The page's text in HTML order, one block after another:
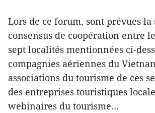
Lors de ce forum, sont prévues la
consensus de coopération entre
sept localités mentionnées ci-
compagnies aériennes du
associations du tourisme de ces
des entreprises touristiques
webinaires du tourisme…